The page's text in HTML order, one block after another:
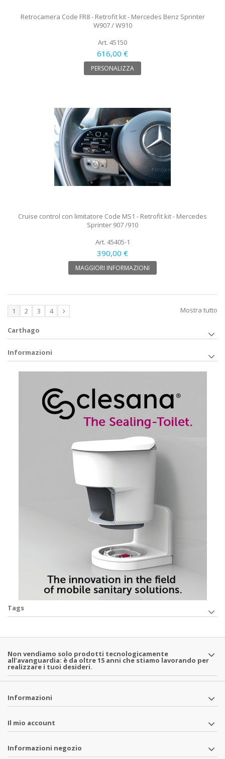
Retrocamera Code FR8 - Retrofit kit - Mercedes Benz Sprinter
W907 / W910
Art. 45150
616,00 €
PERSONALIZZA
Cruise control con limitatore Code MS1 - Retrofit kit - Mercedes
Sprinter 907 /910
Art. 45405-1
390,00 €
MAGGIORI INFORMAZIONI
Mostra tutto
1 2 3 4
Carthago
Informazioni
Tags
Non vendiamo solo prodotti tecnologicamente
all’avanguardia: è da oltre 15 anni che stiamo lavorando per
realizzare i tuoi desideri.
Informazioni
Il mio account
Informazioni negozio